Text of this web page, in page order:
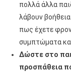
πολλά άλλα
λάβουν
πως έχετε
συμπτώματα
Δώστε στο
προσπάθεια